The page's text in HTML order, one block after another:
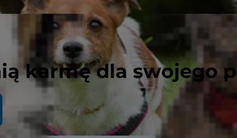
karmę dla swojego